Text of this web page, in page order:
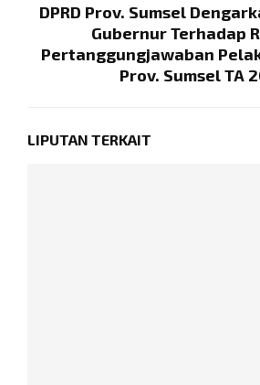
DPRD Prov. Sumsel
Gubernur Terhadap
Pertanggungjawaban
Prov. Sumsel TA
LIPUTAN TERKAIT